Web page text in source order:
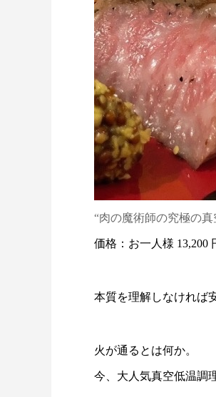
“肉の魔術師の究極の
価格：お一人様 13,200
本質を理解しなければ
火が通るとは何か。
今、大人気真空低温調